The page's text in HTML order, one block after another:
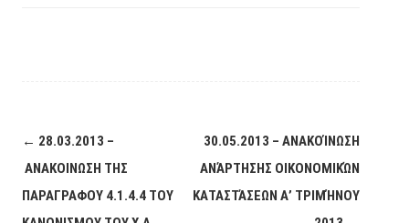
Post
navigation
← 28.03.2013 –
ΑΝΑΚΟΙΝΩΣΗ ΤΗΣ
ΠΑΡΑΓΡΑΦΟΥ 4.1.4.4 ΤΟΥ
30.05.2013 – ΑΝΑΚΟΊΝΩΣΗ
ΑΝΆΡΤΗΣΗΣ ΟΙΚΟΝΟΜΙΚΏΝ
ΚΑΤΑΣΤΆΣΕΩΝ Α’ ΤΡΙΜΉΝΟΥ